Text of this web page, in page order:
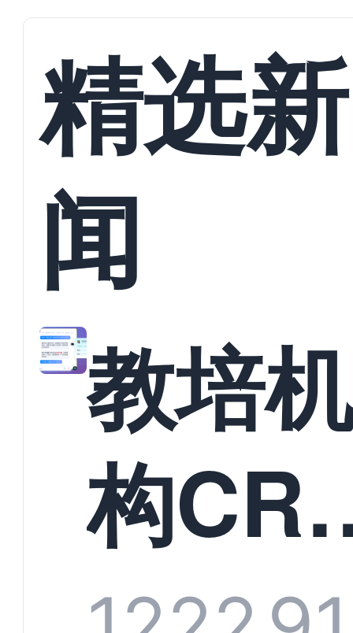
精选新
闻
教培机
构